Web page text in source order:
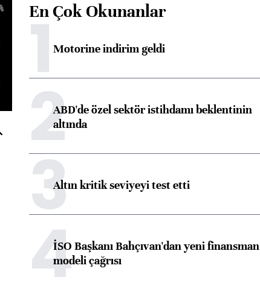
En Çok Okunanlar
1Motorine indirim geldi
2ABD'de özel sektör istihdamı beklentinin
altında
3Altın kritik seviyeyi test etti
4İSO Başkanı Bahçıvan'dan yeni finansman
modeli çağrısı